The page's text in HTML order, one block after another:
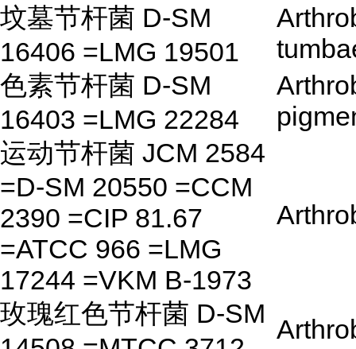
坟墓节杆菌 D-SM
16406 =LMG 19501
色素节杆菌 D-SM
16403 =LMG 22284
运动节杆菌 JCM 2584
=D-SM 20550 =CCM
2390 =CIP 81.67
=ATCC 966 =LMG
17244 =VKM B-1973
玫瑰红色节杆菌 D-SM